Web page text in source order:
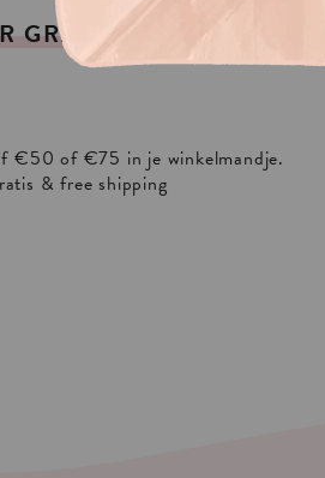
GRATIS
€50 of €75 in je winkelmandje.
& free shipping